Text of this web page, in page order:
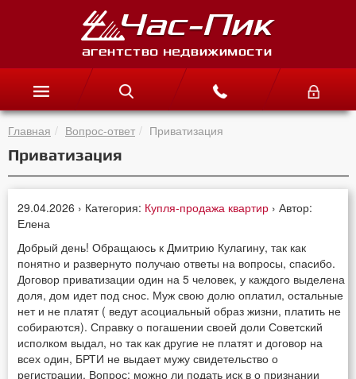
Главная Вопрос-ответ Приватизация
Приватизация
29.04.2026 › Категория: Купля-продажа квартир › Автор:
Елена
Добрый день! Обращаюсь к Дмитрию Кулагину, так как
понятно и развернуто получаю ответы на вопросы, спасибо.
Договор приватизации один на 5 человек, у каждого выделена
доля, дом идет под снос. Муж свою долю оплатил, остальные
нет и не платят ( ведут асоциальный образ жизни, платить не
собираются). Справку о погашении своей доли Советский
исполком выдал, но так как другие не платят и договор на
всех один, БРТИ не выдает мужу свидетельство о
регистрации. Вопрос: можно ли подать иск в о признании